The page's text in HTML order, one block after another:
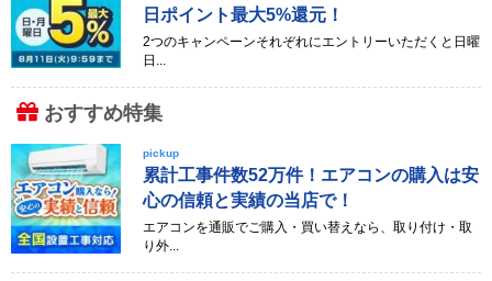
日ポイント最大5%還元！
2つのキャンペーンそれぞれにエントリーいただくと日曜
日...
おすすめ特集
pickup
累計工事件数52万件！エアコンの購入は安
心の信頼と実績の当店で！
エアコンを通販でご購入・買い替えなら、取り付け・取
り外...